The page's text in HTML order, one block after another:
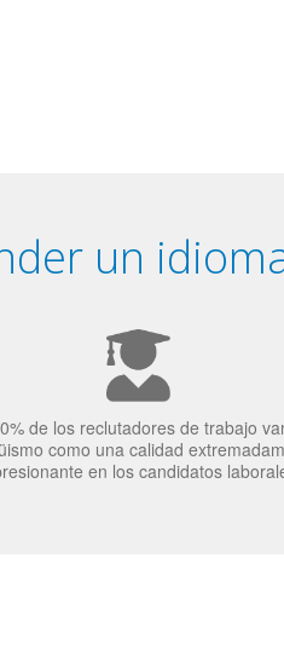
un
de los reclutadores de trabajo
como una calidad
en los candidatos